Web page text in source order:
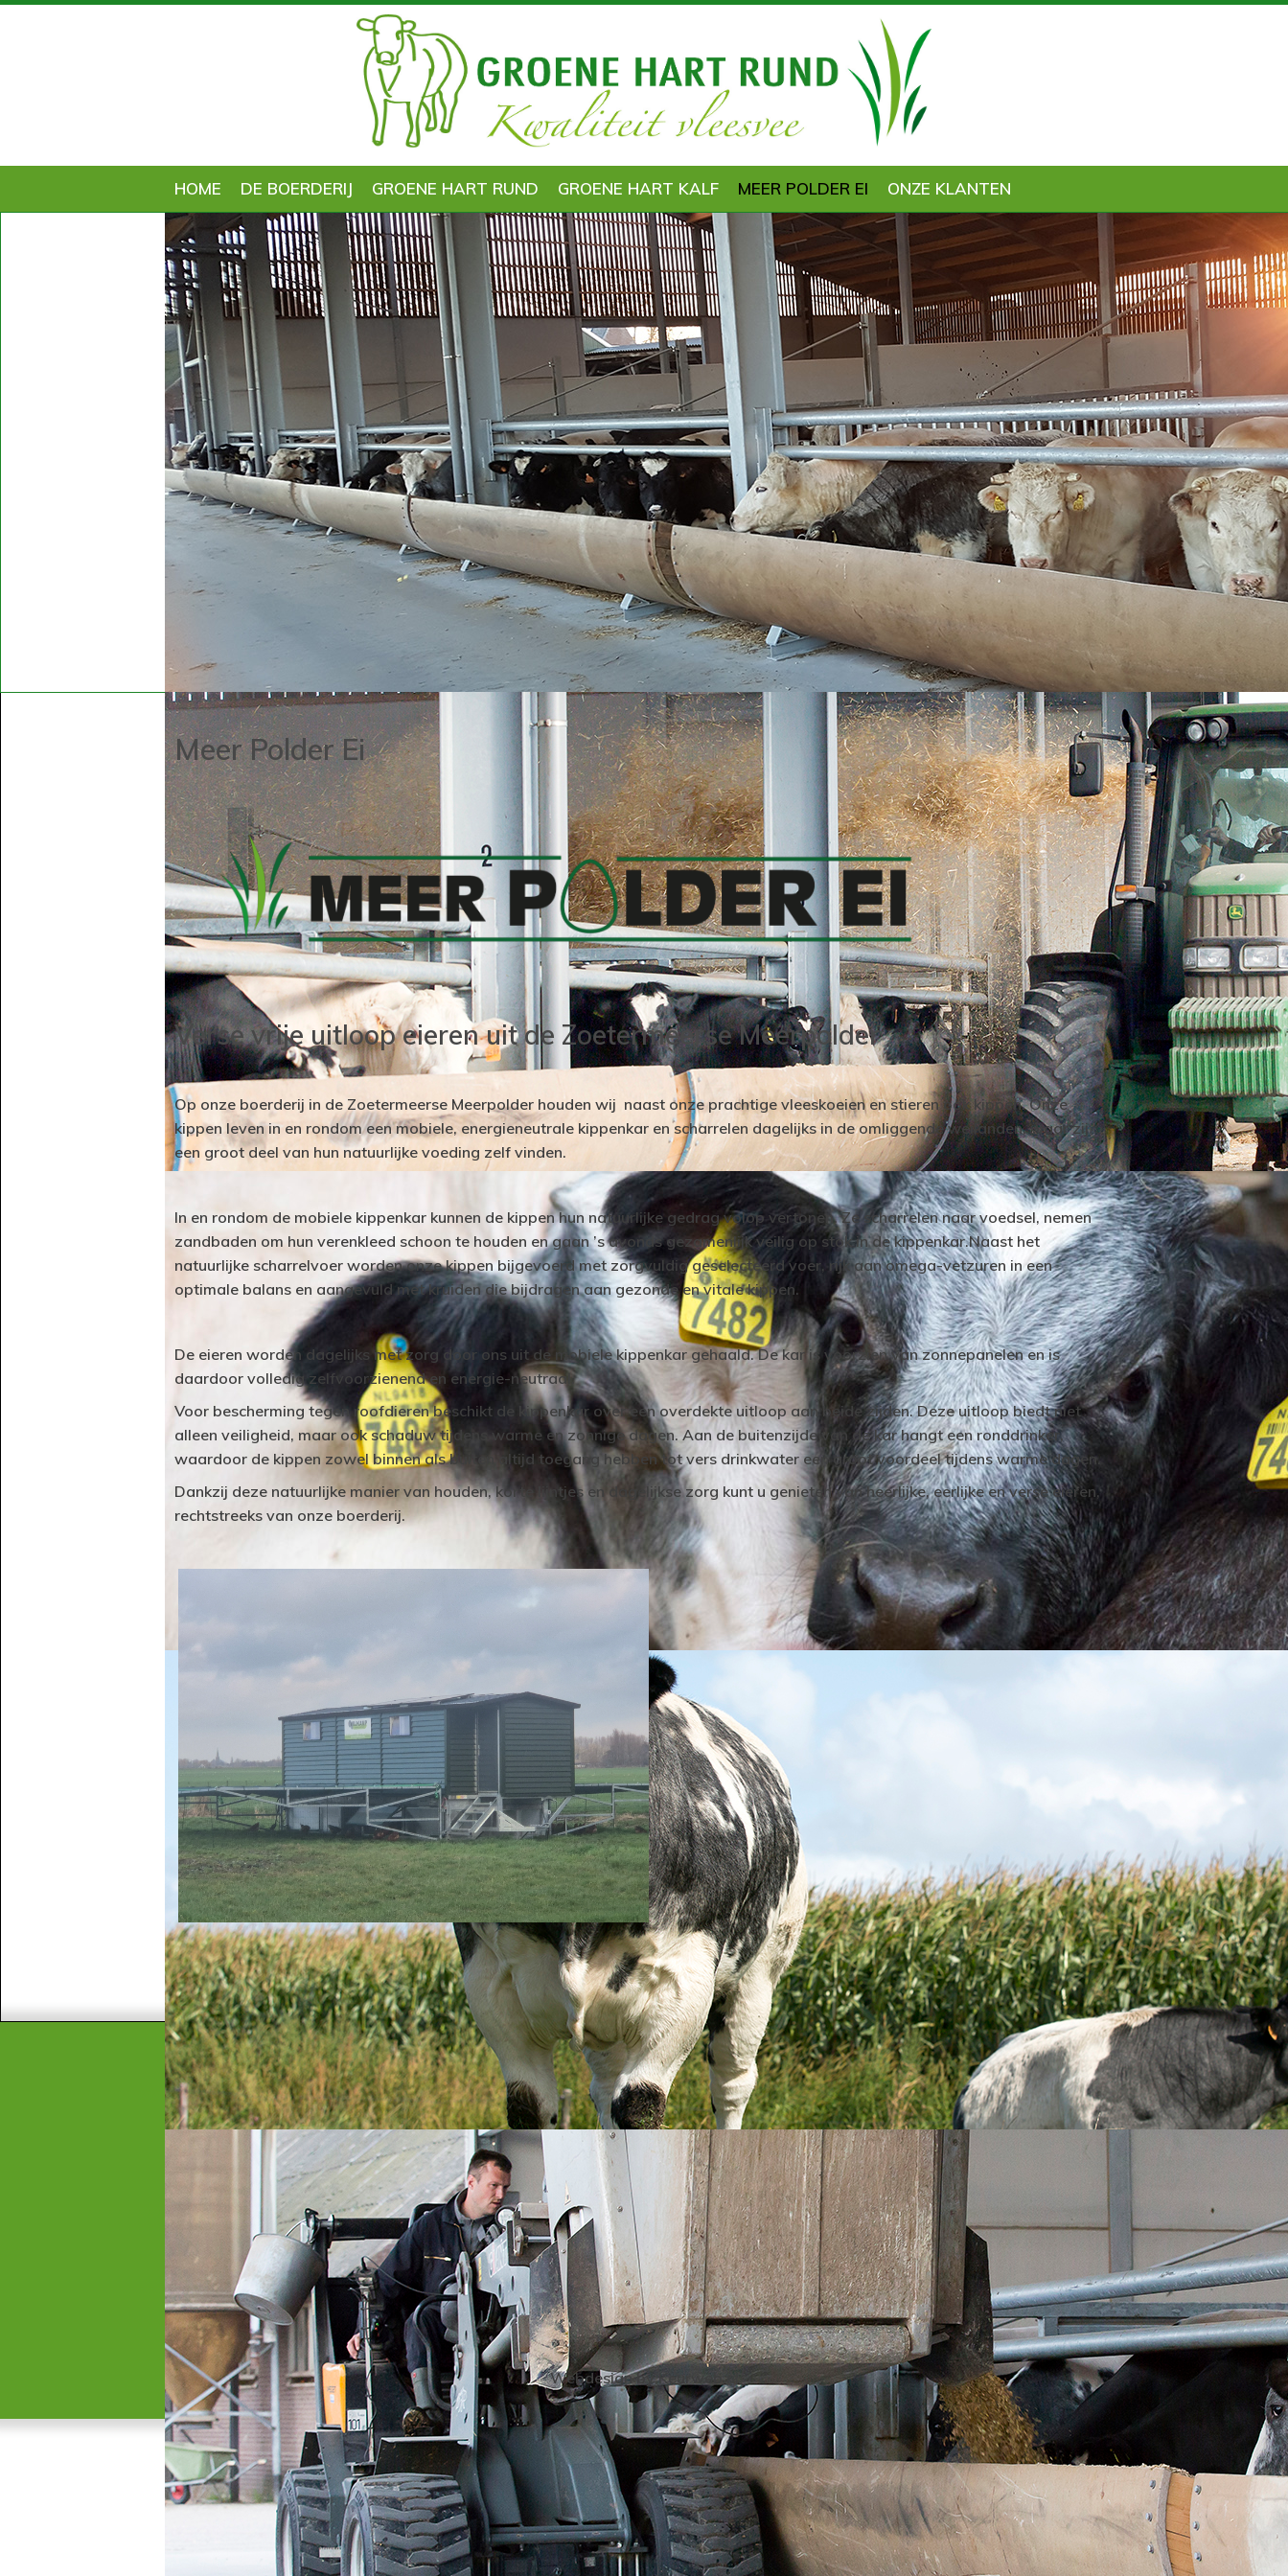
HOME DE BOERDERIJ GROENE HART RUND GROENE HART KALF MEER POLDER EI ONZE KLANTEN
Meer Polder Ei
Verse vrije uitloop eieren uit de Zoetermeerse Meerpolder
Op onze boerderij in de Zoetermeerse Meerpolder houden wij naast onze prachtige vleeskoeien en stieren ook kippen. Onze
kippen leven in en rondom een mobiele, energieneutrale kippenkar en scharrelen dagelijks in de omliggende weilanden, waar zij
een groot deel van hun natuurlijke voeding zelf vinden.
In en rondom de mobiele kippenkar kunnen de kippen hun natuurlijke gedrag volop vertonen. Ze scharrelen naar voedsel, nemen
zandbaden om hun verenkleed schoon te houden en gaan ’s avonds gezamenlijk veilig op stok in de kippenkar.Naast het
natuurlijke scharrelvoer worden onze kippen bijgevoerd met zorgvuldig geselecteerd voer, rijk aan omega-vetzuren in een
optimale balans en aangevuld met kruiden die bijdragen aan gezonde en vitale kippen.
De eieren worden dagelijks met zorg door ons uit de mobiele kippenkar gehaald. De kar is voorzien van zonnepanelen en is
daardoor volledig zelfvoorzienend en energie-neutraal.
Voor bescherming tegen roofdieren beschikt de kippenkar over een overdekte uitloop aan beide zijden. Deze uitloop biedt niet
alleen veiligheid, maar ook schaduw tijdens warme en zonnige dagen. Aan de buitenzijde van de kar hangt een ronddrinker,
waardoor de kippen zowel binnen als buiten altijd toegang hebben tot vers drinkwater een groot voordeel tijdens warme dagen.
Dankzij deze natuurlijke manier van houden, korte lijntjes en dagelijkse zorg kunt u genieten van heerlijke, eerlijke en verse eieren,
rechtstreeks van onze boerderij.
Adresgegevens
v.o.f. Witteman-Verhoog
Meerpolder 34
2717 PB Zoetermeer
Mobiel: 06 50972515
info@groenehartrund.nl
Google maps Groene Hart Rund
Voor smaakvol en vertrouwd rundvlees!
Rust en Ruimte
Natuur/ Milieu verantwoord
Duurzaam / Eerlijk / Vertrouwd
Uitstekende en Constante kwaliteit
Webdesign by Keurweb.nl